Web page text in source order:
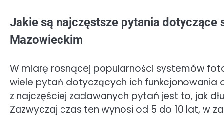
Jakie są najczęstsze pytania
Mazowieckim
W miarę rosnącej popularności systemów
wiele pytań dotyczących ich funkcjonowania
z najczęściej zadawanych pytań jest to, jak
Zazwyczaj czas ten wynosi od 5 do 10 lat, w